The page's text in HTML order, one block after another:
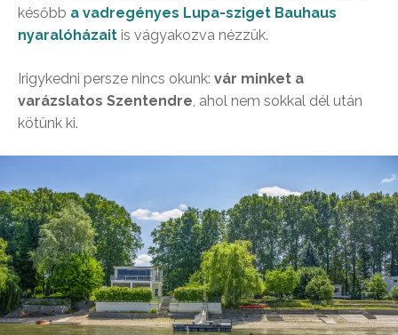
később a vadregényes Lupa-sziget Bauhaus
nyaralóházait is vágyakozva nézzük.
Irigykedni persze nincs okunk: vár minket a
varázslatos Szentendre , ahol nem sokkal dél után
kötünk ki.